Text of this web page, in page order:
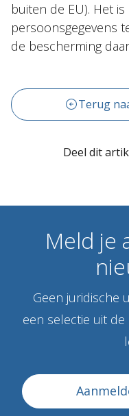
buiten de EU). Het
persoonsgegevens
de bescherming
Terug
Deel dit
Meld je
Geen juridische
een selectie uit